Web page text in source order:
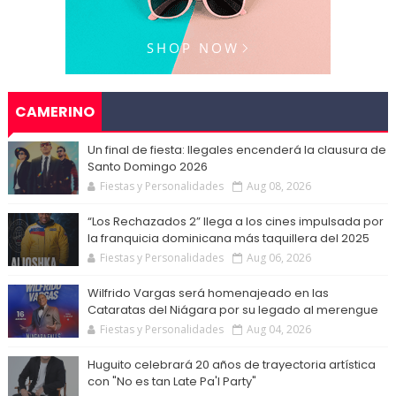
CAMERINO
Un final de fiesta: Ilegales encenderá la clausura de
Santo Domingo 2026
Fiestas y Personalidades Aug 08, 2026
“Los Rechazados 2” llega a los cines impulsada por
la franquicia dominicana más taquillera del 2025
Fiestas y Personalidades Aug 06, 2026
Wilfrido Vargas será homenajeado en las
Cataratas del Niágara por su legado al merengue
Fiestas y Personalidades Aug 04, 2026
Huguito celebrará 20 años de trayectoria artística
con "No es tan Late Pa'l Party"